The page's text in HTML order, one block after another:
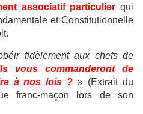
associatif particulier qui
et Constitutionnelle
fidèlement aux chefs de
vous commanderont de
à nos lois ?» (Extrait du
franc-maçon lors de son